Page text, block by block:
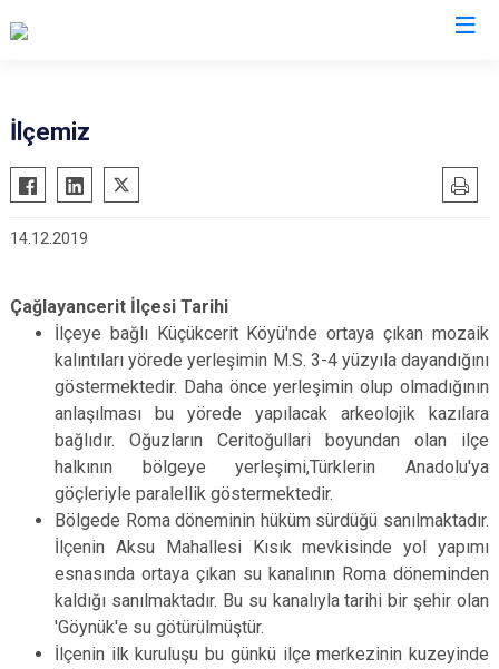
Afşin
Andırın
Çağlayancerit
Elbistan
Göksun
İlçemiz
14.12.2019
Çağlayancerit İlçesi Tarihi
İlçeye bağlı Küçükcerit Köyü'nde ortaya çıkan mozaik
kalıntıları yörede yerleşimin M.S. 3-4 yüzyıla dayandığını
göstermektedir. Daha önce yerleşimin olup olmadığının
anlaşılması bu yörede yapılacak arkeolojik kazılara
bağlıdır. Oğuzların Ceritoğullari boyundan olan ilçe
halkının bölgeye yerleşimi,Türklerin Anadolu'ya
göçleriyle paralellik göstermektedir.
Bölgede Roma döneminin hüküm sürdüğü sanılmaktadır.
İlçenin Aksu Mahallesi Kısık mevkisinde yol yapımı
esnasında ortaya çıkan su kanalının Roma döneminden
kaldığı sanılmaktadır. Bu su kanalıyla tarihi bir şehir olan
'Göynük'e su götürülmüştür.
İlçenin ilk kuruluşu bu günkü ilçe merkezinin kuzeyinde